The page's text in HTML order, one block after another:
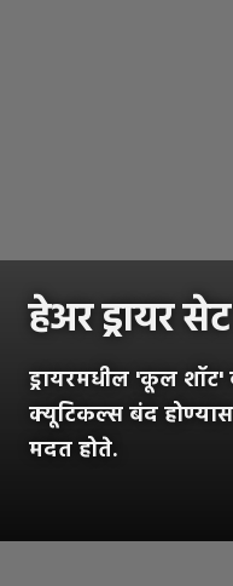
हेअर ड्रायर
ड्रायरमधील 'कूल
क्यूटिकल्स बंद
मदत होते.